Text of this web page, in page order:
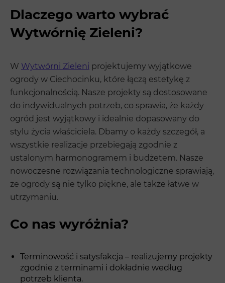
Dlaczego warto wybrać
Wytwórnię Zieleni?
W Wytwórni Zieleni projektujemy wyjątkowe
ogrody w Ciechocinku, które łączą estetykę z
funkcjonalnością. Nasze projekty są dostosowane
do indywidualnych potrzeb, co sprawia, że każdy
ogród jest wyjątkowy i idealnie dopasowany do
stylu życia właściciela. Dbamy o każdy szczegół, a
wszystkie realizacje przebiegają zgodnie z
ustalonym harmonogramem i budżetem. Nasze
nowoczesne rozwiązania technologiczne sprawiają,
że ogrody są nie tylko piękne, ale także łatwe w
utrzymaniu.
Co nas wyróżnia?
Terminowość i satysfakcja – realizujemy projekty
zgodnie z terminami i dokładnie według
potrzeb klienta.